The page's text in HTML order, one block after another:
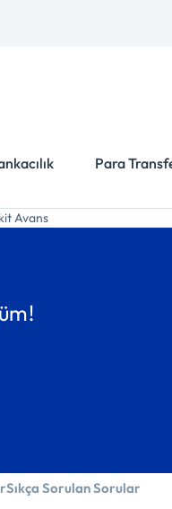
Para
Avans
Sıkça Sorulan Sorular